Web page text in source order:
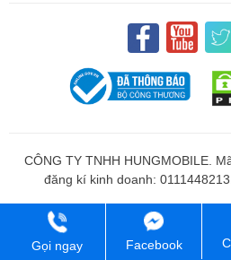
CÔNG TY TNHH HUNGMOBILE.
đăng kí kinh doanh:
Gọi ngay Facebook